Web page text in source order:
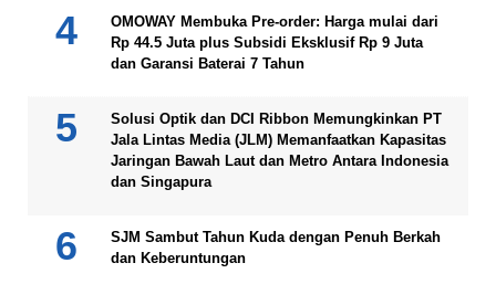
OMOWAY Membuka Pre-order: Harga mulai dari
Rp 44.5 Juta plus Subsidi Eksklusif Rp 9 Juta
dan Garansi Baterai 7 Tahun
Solusi Optik dan DCI Ribbon Memungkinkan PT
Jala Lintas Media (JLM) Memanfaatkan Kapasitas
Jaringan Bawah Laut dan Metro Antara Indonesia
dan Singapura
SJM Sambut Tahun Kuda dengan Penuh Berkah
dan Keberuntungan